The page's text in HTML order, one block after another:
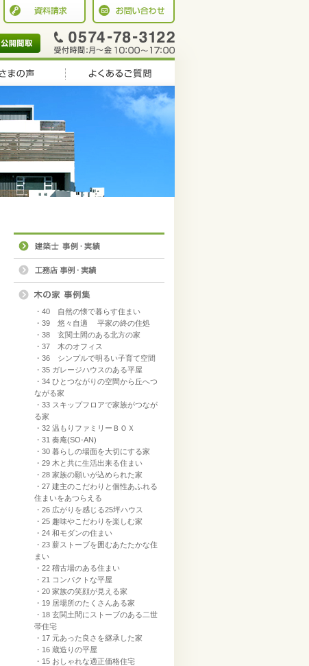
・40 自然の懐で暮らす住まい
・39 悠々自適 平家の終の住処
・38 玄関土間のある北方の家
・37 木のオフィス
・36 シンプルで明るい子育て空間
・35 ガレージハウスのある平屋
・34 ひとつながりの空間から丘へつ
ながる家
・33 スキップフロアで家族がつなが
る家
・32 温もりファミリーＢＯＸ
・31 奏庵(SO-AN)
・30 暮らしの場面を大切にする家
・29 木と共に生活出来る住まい
・28 家族の願いが込められた家
・27 建主のこだわりと個性あふれる
住まいをあつらえる
・26 広がりを感じる25坪ハウス
・25 趣味やこだわりを楽しむ家
・24 和モダンの住まい
・23 薪ストーブを囲むあたたかな住
まい
・22 稽古場のある住まい
・21 コンパクトな平屋
・20 家族の笑顔が見える家
・19 居場所のたくさんある家
・18 玄関土間にストーブのある二世
帯住宅
・17 元あった良さを継承した家
・16 蔵造りの平屋
・15 おしゃれな適正価格住宅